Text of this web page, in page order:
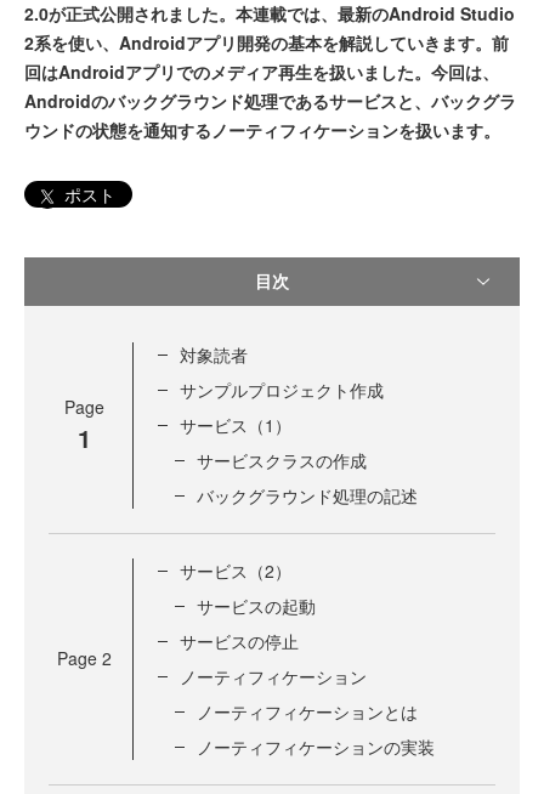
2.0が正式公開されました。本連載では、最新のAndroid Studio
2系を使い、Androidアプリ開発の基本を解説していきます。前
回はAndroidアプリでのメディア再生を扱いました。今回は、
Androidのバックグラウンド処理であるサービスと、バックグラ
ウンドの状態を通知するノーティフィケーションを扱います。
ポスト
目次
Page
1
対象読者
サンプルプロジェクト作成
サービス（1）
サービスクラスの作成
バックグラウンド処理の記述
Page 2
サービス（2）
サービスの起動
サービスの停止
ノーティフィケーション
ノーティフィケーションとは
ノーティフィケーションの実装